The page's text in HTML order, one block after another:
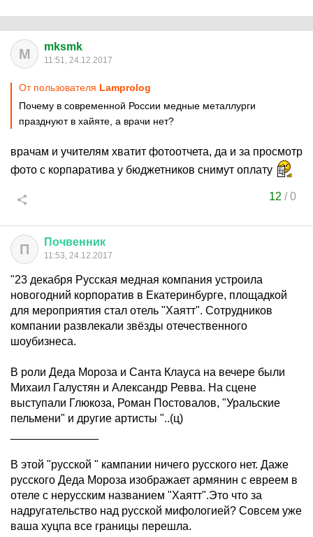
M mksmk
11:51, 24.12.2017
От пользователя Lamprolog
Почему в современной России медные металлурги
празднуют в хайяте, а врачи нет?
врачам и учителям хватит фотоотчета, да и за просмотр
фото с корпаратива у бюджетников снимут оплату
12 /0
П Почвенник
11:53, 24.12.2017
"23 декабря Русская медная компания устроила
новогодний корпоратив в Екатеринбурге, площадкой
для мероприятия стал отель "Хаятт". Сотрудников
компании развлекали звёзды отечественного
шоубизнеса.
В роли Деда Мороза и Санта Клауса на вечере были
Михаил Галустян и Александр Ревва. На сцене
выступали Глюкоза, Роман Постовалов, "Уральские
пельмени" и другие артисты "..(ц)
В этой "русской " кампании ничего русского нет. Даже
русского Деда Мороза изображает армянин с евреем в
отеле с нерусским названием "Хаятт".Это что за
надругательство над русской мифологией? Совсем уже
ваша хуцпа все границы перешла.